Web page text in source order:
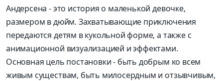
Андерсена - это история о маленькой девочке,
размером в дюйм. Захватывающие приключения
передаются детям в кукольной форме, а также с
анимационной визуализацией и эффектами.
Основная цель постановки - быть добрым ко всем
живым существам, быть милосердным и отзывчивым,